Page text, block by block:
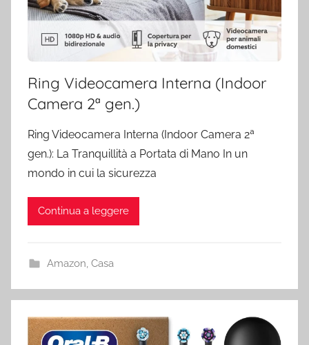
Ring Videocamera Interna (Indoor
Camera 2ª gen.)
Ring Videocamera Interna (Indoor Camera 2ª
gen.): La Tranquillità a Portata di Mano In un
mondo in cui la sicurezza
Continua a leggere
Amazon, Casa